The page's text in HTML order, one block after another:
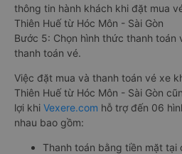
thông tin hành khách khi đặt mua
Thiên Huế từ Hóc Môn - Sài Gòn
Bước 5: Chọn hình thức thanh toán
thanh toán vé.
Việc đặt mua và thanh toán vé xe
Thiên Huế từ Hóc Môn - Sài Gòn
lợi khi Vexere.com hỗ trợ đến 06
nhau bao gồm:
Thanh toán bằng tiền mặt tại